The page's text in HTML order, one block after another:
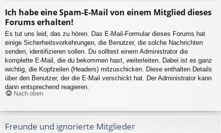
Ich habe eine Spam-E-Mail von einem Mitglied dieses
Forums erhalten!
Es tut uns leid, das zu hören. Das E-Mail-Formular dieses Forums hat
einige Sicherheitsvorkehrungen, die Benutzer, die solche Nachrichten
senden, identifizieren sollen. Du solltest einem Administrator die
komplette E-Mail, die du bekommen hast, weiterleiten. Dabei ist es ganz
wichtig, die Kopfzeilen (Headers) mitzuschicken. Diese enthalten Details
über den Benutzer, der die E-Mail verschickt hat. Der Administrator kann
dann entsprechend reagieren.
Nach oben
Freunde und ignorierte Mitglieder